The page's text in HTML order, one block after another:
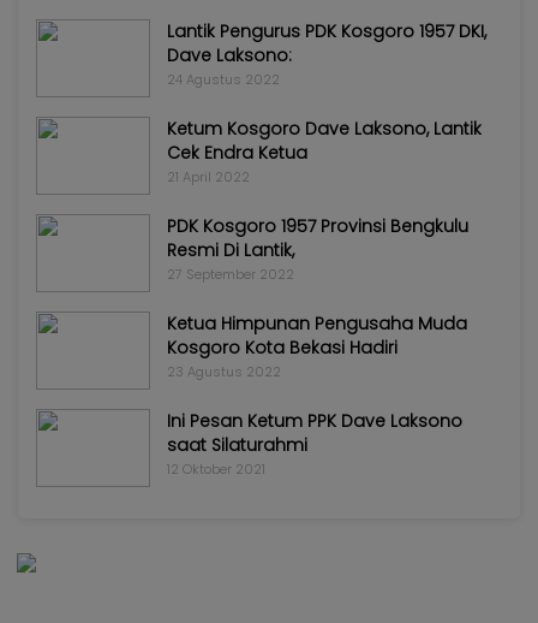
Lantik Pengurus PDK Kosgoro 1957 DKI,
Dave Laksono:
24 Agustus 2022
Ketum Kosgoro Dave Laksono, Lantik
Cek Endra Ketua
21 April 2022
PDK Kosgoro 1957 Provinsi Bengkulu
Resmi Di Lantik,
27 September 2022
Ketua Himpunan Pengusaha Muda
Kosgoro Kota Bekasi Hadiri
23 Agustus 2022
Ini Pesan Ketum PPK Dave Laksono
saat Silaturahmi
12 Oktober 2021